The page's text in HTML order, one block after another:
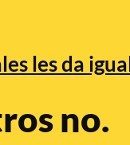
les da
no.
que el